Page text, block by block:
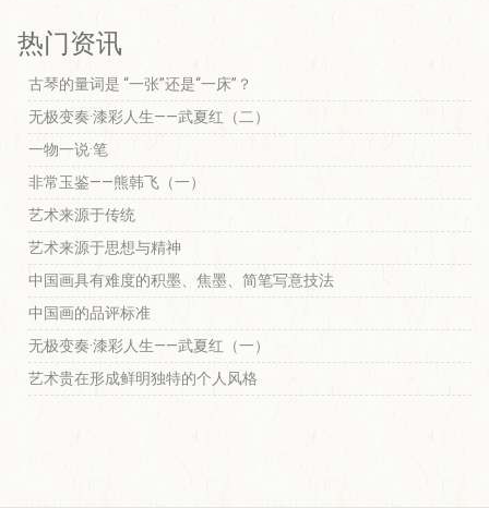
热门资讯
古琴的量词是 “一张”还是“一床”？
无极变奏·漆彩人生——武夏红（二）
一物一说·笔
非常玉鉴——熊韩飞（一）
艺术来源于传统
艺术来源于思想与精神
中国画具有难度的积墨、焦墨、简笔写意技法
中国画的品评标准
无极变奏·漆彩人生——武夏红（一）
艺术贵在形成鲜明独特的个人风格